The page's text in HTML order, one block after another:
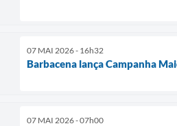
07 MAI 2026 - 16h32
Barbacena lança Campanha
07 MAI 2026 - 07h00